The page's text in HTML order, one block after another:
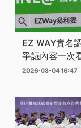
EZ WAY實名
爭議內容一次
2026-08-04 16:47